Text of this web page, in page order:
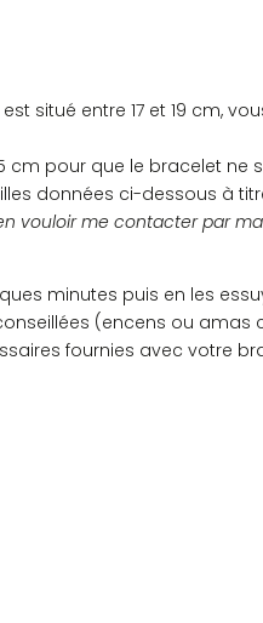
situé entre 17 et 19 cm,
cm pour que le bracelet ne
données ci-dessous à
vouloir me contacter par
minutes puis en les
(encens ou
fournies avec votre